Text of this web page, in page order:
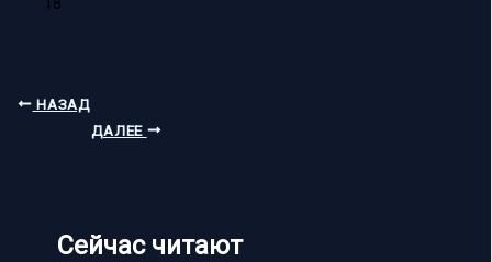
НАЗАД
ДАЛЕЕ
Сейчас читают